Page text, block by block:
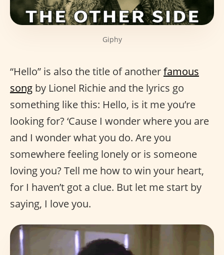
Giphy
“Hello” is also the title of anotherfamous
song by Lionel Richie and the lyrics go
something like this: Hello, is it me you’re
looking for? ‘Cause I wonder where you are
and I wonder what you do. Are you
somewhere feeling lonely or is someone
loving you? Tell me how to win your heart,
for I haven’t got a clue. But let me start by
saying, I love you.